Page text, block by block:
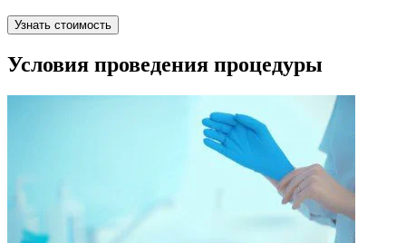
Узнать стоимость
Условия проведения процедуры